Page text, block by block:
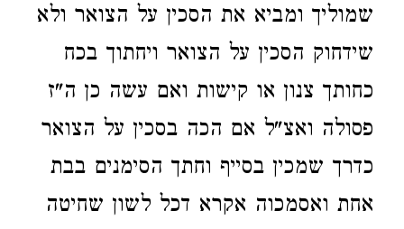
שמוליך ומביא את הסכין על הצואר ולא
שידחוק הסכין על הצואר ויחתוך בכח
כחותך צנון או קישות ואם עשה כן ה"ז
פסולה ואצ"ל אם הכה בסכין על הצואר
כדרך שמכין בסייף וחתך הסימנים בבת
אחת ואסמכוה אקרא דכל לשון שחיטה